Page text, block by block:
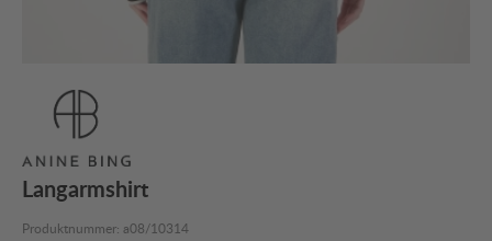
Langarmshirt
Produktnummer: a08/10314